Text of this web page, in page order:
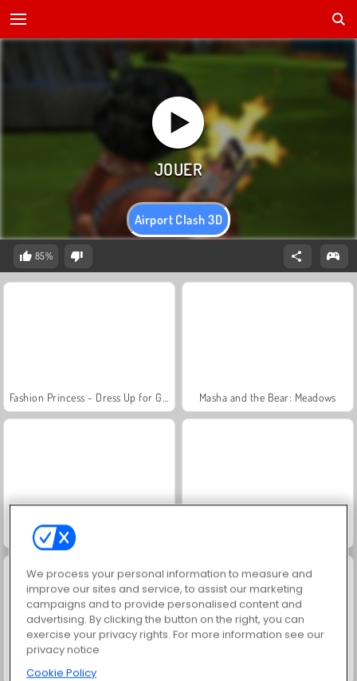
Airport Clash 3D
85%
Masha and the Bear: Meadows
Royal Story
Let's Fish!
We process your personal information to measure and
improve our sites and service, to assist our marketing
campaigns and to provide personalised content and
advertising. By clicking the button on the right, you can
exercise your privacy rights. For more information see our
privacy notice
Cookie Policy